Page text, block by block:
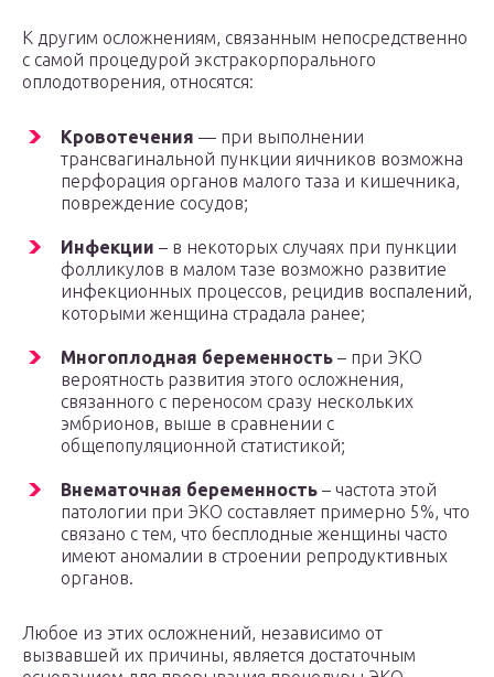
К другим осложнениям, связанным непосредственно
с самой процедурой экстракорпорального
оплодотворения, относятся:
Кровотечения — при выполнении
трансвагинальной пункции яичников возможна
перфорация органов малого таза и кишечника,
повреждение сосудов;
Инфекции – в некоторых случаях при пункции
фолликулов в малом тазе возможно развитие
инфекционных процессов, рецидив воспалений,
которыми женщина страдала ранее;
Многоплодная беременность – при ЭКО
вероятность развития этого осложнения,
связанного с переносом сразу нескольких
эмбрионов, выше в сравнении с
общепопуляционной статистикой;
Внематочная беременность – частота этой
патологии при ЭКО составляет примерно 5%, что
связано с тем, что бесплодные женщины часто
имеют аномалии в строении репродуктивных
органов.
Любое из этих осложнений, независимо от
вызвавшей их причины, является достаточным